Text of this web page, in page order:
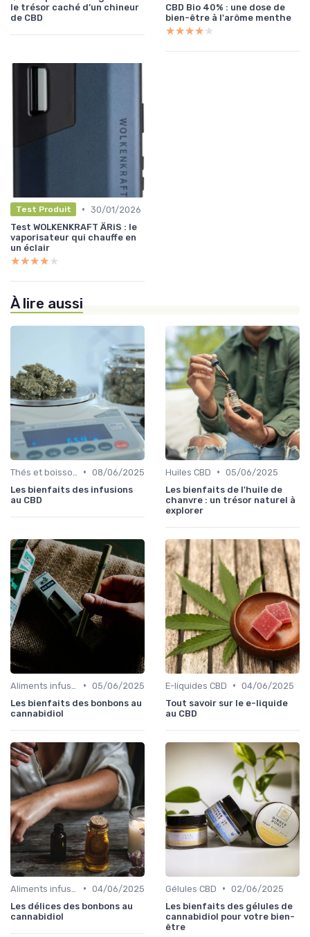
le trésor caché d’un chineur
de CBD
CBD Bio 40% : une dose de
bien-être à l'arôme menthe
★★★★★
★★★★★
Test Produit • 30/01/2026
Test WOLKENKRAFT ÄRiS : le
vaporisateur qui chauffe en
un éclair
★★★★★
★★★★★
À lire aussi
• 08/06/2025
Les bienfaits des infusions
au CBD
Huiles CBD • 05/06/2025
Les bienfaits de l'huile de
chanvre : un trésor naturel à
explorer
• 05/06/2025
Les bienfaits des bonbons au
cannabidiol
E-liquides CBD • 04/06/2025
Tout savoir sur le e-liquide
au CBD
• 04/06/2025
Les délices des bonbons au
cannabidiol
Gélules CBD • 02/06/2025
Les bienfaits des gélules de
cannabidiol pour votre bien-
être